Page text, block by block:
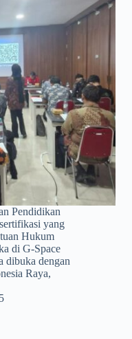
Pendidikan
yang
Hukum
di G-Space
dibuka dengan
Raya,